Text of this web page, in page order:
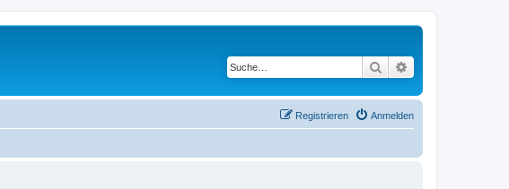
Suche
Anmelden
Registrieren